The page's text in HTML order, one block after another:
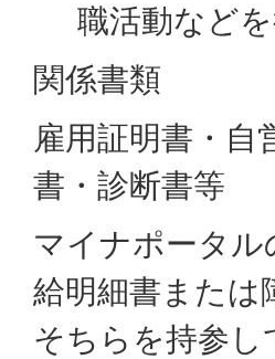
職活動などを
関係書類
雇用証明書・自
書・診断書等
マイナポータル
給明細書または
そちらを持参し